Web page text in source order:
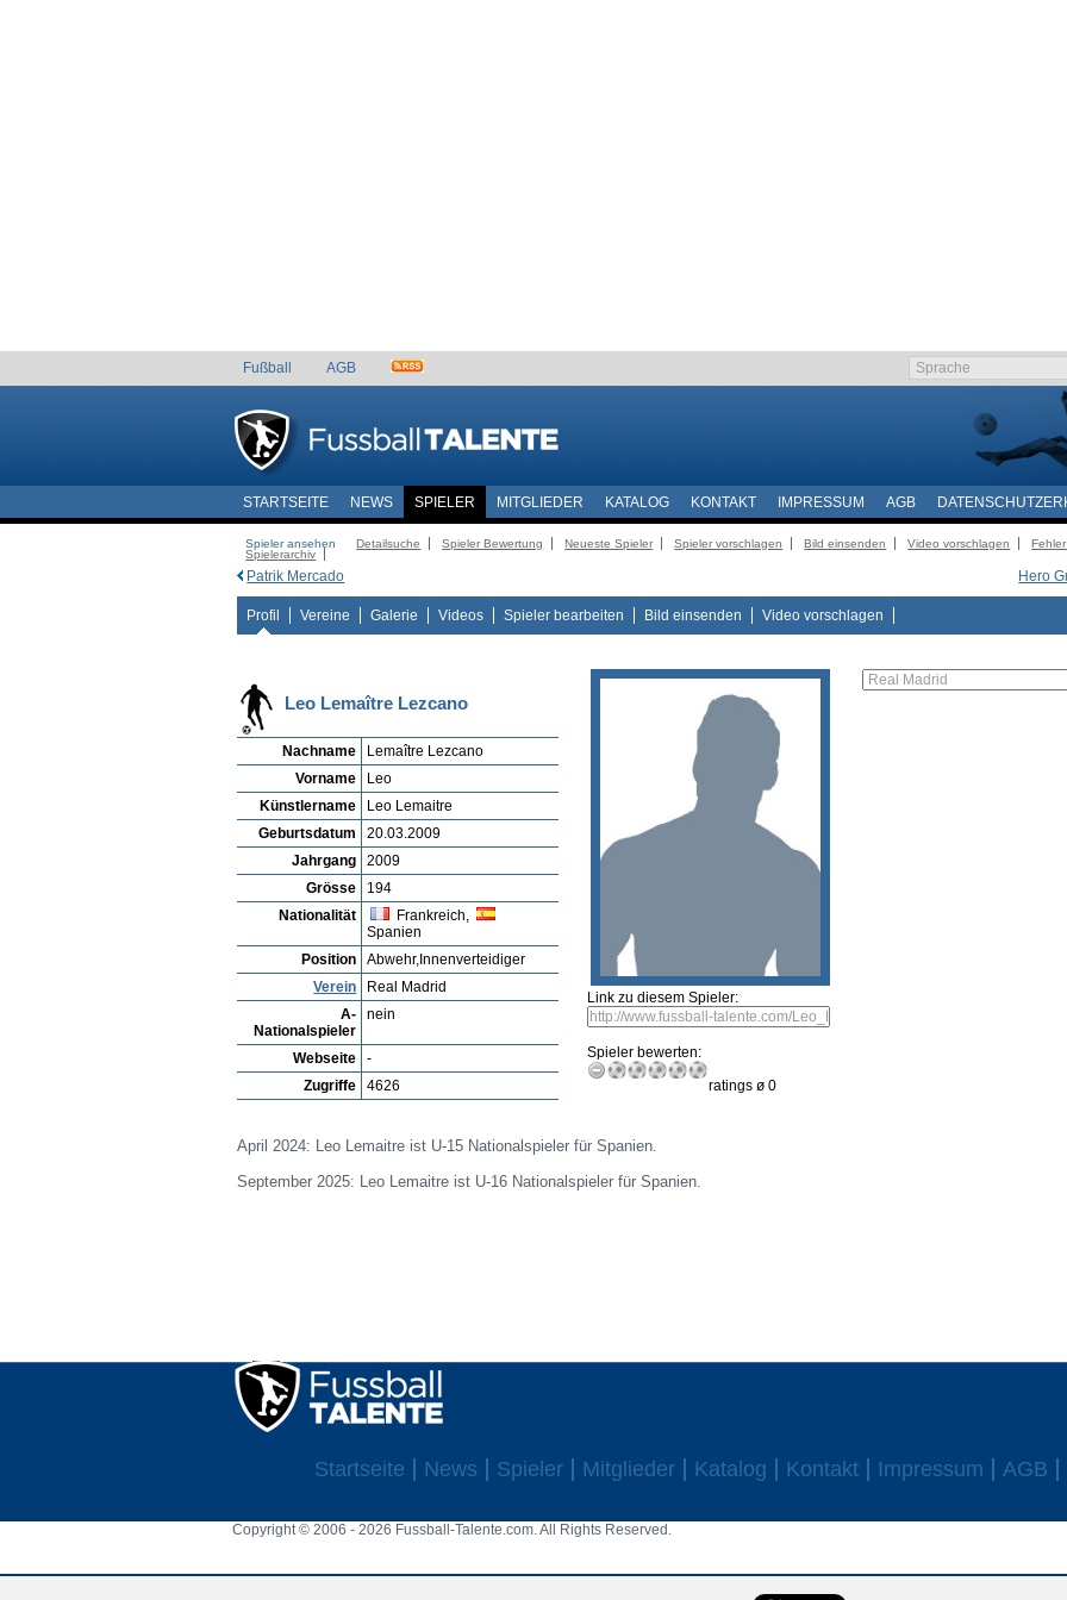
Fußball AGB
STARTSEITE NEWS SPIELER MITGLIEDER KATALOG KONTAKT IMPRESSUM AGB
Spieler ansehen Detailsuche Spieler Bewertung Neueste Spieler Spieler vorschlagen Bild einsenden Video vorschlagen
Spielerarchiv
Hero
Patrik Mercado
Profil Vereine Galerie Videos Spieler bearbeiten Bild einsenden Video vorschlagen
Leo Lemaître Lezcano
Nachname
Lemaître Lezcano
Vorname
Leo
Künstlername
Leo Lemaitre
Geburtsdatum
20.03.2009
Jahrgang
2009
Grösse
194
Nationalität
Frankreich,
Spanien
Position
Abwehr,Innenverteidiger
Verein
Real Madrid
A-
Nationalspieler
nein
Webseite
-
Zugriffe
4626
Link zu diesem Spieler:
Spieler bewerten:
ratings ø 0
April 2024: Leo Lemaitre ist U-15 Nationalspieler für Spanien.
September 2025: Leo Lemaitre ist U-16 Nationalspieler für Spanien.
Startseite News Spieler Mitglieder Katalog Kontakt Impressum AGB
Copyright © 2006 - 2026 Fussball-Talente.com. All Rights Reserved.